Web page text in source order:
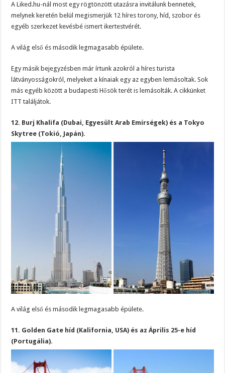
A Liked.hu-nál most egy rögtönzött utazásra invitálunk bennetek,
melynek keretén belül megismerjük 12 híres torony, híd, szobor és
egyéb szerkezet kevésbé ismert ikertestvérét.
A világ első és második legmagasabb épülete.
Egy másik bejegyzésben már írtunk azokról a híres turista
látványosságokról, melyeket a kínaiak egy az egyben lemásoltak. Sok
más egyéb között a budapesti Hősök terét is lemásolták. A cikkünket
ITT találjátok.
12. Burj Khalifa (Dubai, Egyesült Arab Emírségek) és a Tokyo
Skytree (Tokió, Japán).
A világ első és második legmagasabb épülete.
11. Golden Gate híd (Kalifornia, USA) és az Április 25-e híd
(Portugália).